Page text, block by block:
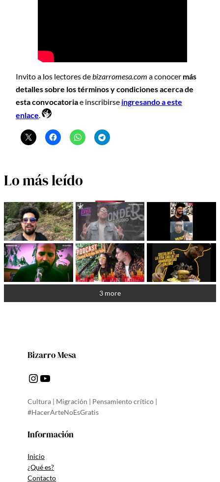
Invito a los lectores debizarromesa.com a conocer más
detalles sobre los términos y condiciones acerca de
esta convocatoriae inscribirse ingresando a este
enlace.
Lo más leído
3 more
Bizarro Mesa
Instagram YouTube
Cultura | Migración | Pensamiento crítico |
#HacerArteNoEsGratis
Información
Inicio
¿Qué es?
Contacto